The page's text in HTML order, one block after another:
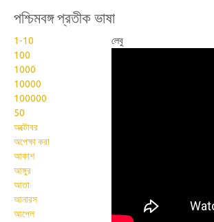
পশ্চিমবঙ্গ প্রতীক ভাষা
1-10
100
1000
10000
100000
50
অক্টোবর
অপেক্ষা করা
আকাশ
আঙ্গুর
আতা
আনারস
আপেল
লেবু